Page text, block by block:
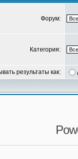
Форум:
Категория:
результаты как: